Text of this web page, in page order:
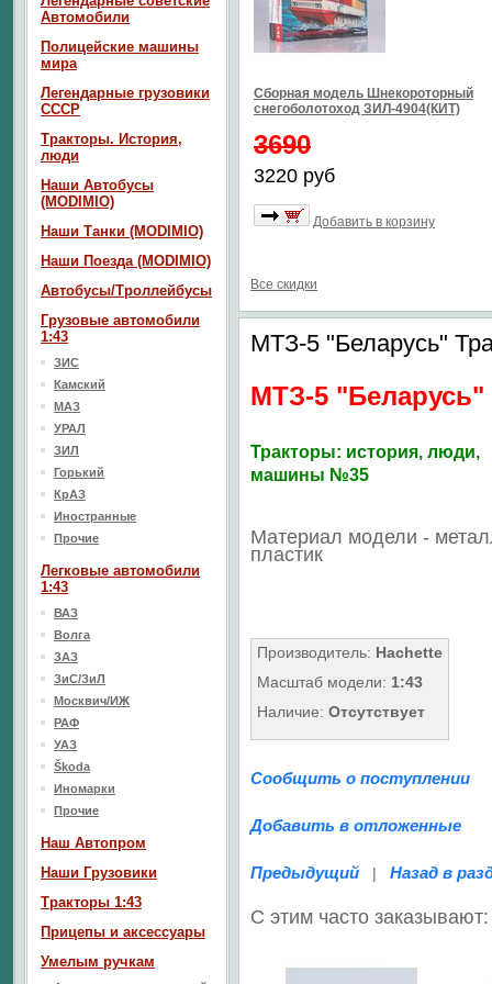
Сборная модель Шнекороторный
снегоболотоход ЗИЛ-4904(КИТ)
3690
3220 руб
Добавить в корзину
Все скидки
МТЗ-5 "Беларусь"
МТЗ-5 "Беларусь"
Тракторы: история, люди,
машины №35
Материал модели -
пластик
Производитель: Hachette
Масштаб модели: 1:43
Наличие: Отсутствует
Сообщить о поступлении
Добавить в отложенные
Предыдущий | Назад в
С этим часто заказывают:
Автомобили
Полицейские машины
мира
Легендарные грузовики
СССР
Тракторы. История,
люди
Наши Автобусы
(MODIMIO)
Наши Танки (MODIMIO)
Наши Поезда (MODIMIO)
Автобусы/Троллейбусы
Грузовые автомобили
1:43
ЗИС
Камский
МАЗ
УРАЛ
ЗИЛ
Горький
КрАЗ
Иностранные
Прочие
Легковые автомобили
1:43
ВАЗ
Волга
ЗАЗ
ЗиС/ЗиЛ
Москвич/ИЖ
РАФ
УАЗ
Škoda
Иномарки
Прочие
Наш Aвтопром
Наши Грузовики
Тракторы 1:43
Прицепы и аксессуары
Умелым ручкам